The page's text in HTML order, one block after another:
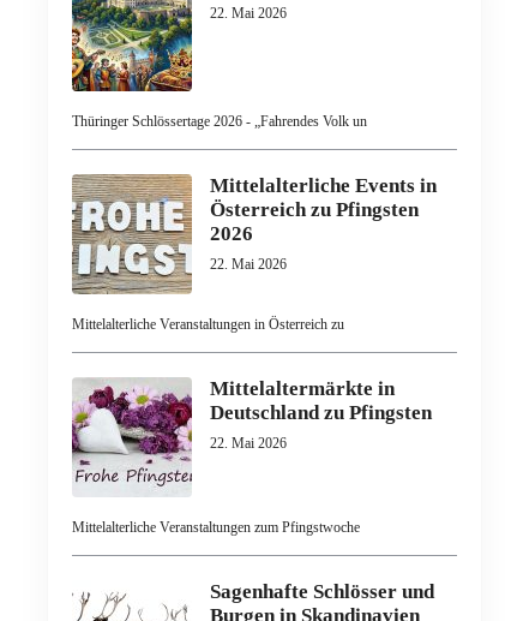
22. Mai 2026
Thüringer Schlössertage 2026 - „Fahrendes Volk un
Mittelalterliche Events in
Österreich zu Pfingsten
2026
22. Mai 2026
Mittelalterliche Veranstaltungen in Österreich zu
Mittelaltermärkte in
Deutschland zu Pfingsten
22. Mai 2026
Mittelalterliche Veranstaltungen zum Pfingstwoche
Sagenhafte Schlösser und
Burgen in Skandinavien